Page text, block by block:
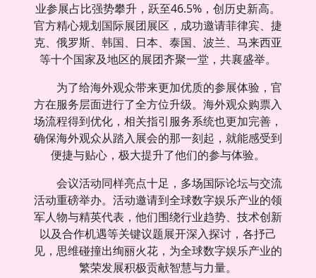
业参展占比强势攀升，跃至46.5%，创历史新高。
官方精心规划国际展团展区，成功邀请菲律宾、捷
克、俄罗斯、韩国、日本、泰国、波兰、马来西亚
等十个国家及地区的展团齐聚一堂，共襄盛举。
为了给海外观众带来更加优质的参展体验，官
方在服务层面进行了全方位升级。海外观众购票入
场流程得到优化，相关指引服务系统也更加完善，
确保海外观众从踏入展会的那一刻起，就能感受到
便捷与贴心，极大提升了他们的参与体验。
会议活动同样亮点十足，多场国际论坛与交流
活动重磅举办。活动邀请到全球数字娱乐产业的领
军人物与精英代表，他们围绕行业趋势、技术创新
以及合作机遇等关键议题展开深入探讨，各抒己
见，思维碰撞出绚丽火花，为全球数字娱乐产业的
繁荣发展积极贡献智慧与力量。